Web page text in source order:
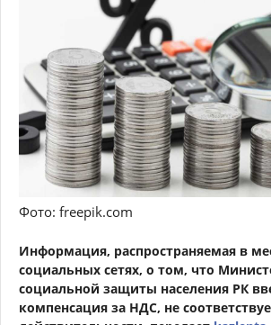
Фото: freepik.com
Информация, распространяемая в
социальных сетях, о том, что
социальной защиты населения РК
компенсация за НДС, не